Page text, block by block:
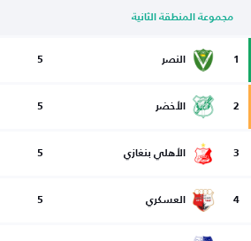
مجموعة المنطقة الثانية
1 النصر 5
2 الأخضر 5
3 الأهلي بنغازي 5
4 العسكري 5